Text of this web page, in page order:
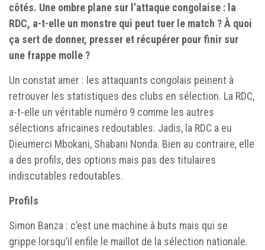
côtés. Une ombre plane sur l’attaque congolaise : la
RDC, a-t-elle un monstre qui peut tuer le match ? À quoi
ça sert de donner, presser et récupérer pour finir sur
une frappe molle ?
Un constat amer : les attaquants congolais peinent à
retrouver les statistiques des clubs en sélection. La RDC,
a-t-elle un véritable numéro 9 comme les autres
sélections africaines redoutables. Jadis, la RDC a eu
Dieumerci Mbokani, Shabani Nonda. Bien au contraire, elle
a des profils, des options mais pas des titulaires
indiscutables redoutables.
Profils
Simon Banza : c’est une machine à buts mais qui se
grippe lorsqu’il enfile le maillot de la sélection nationale.